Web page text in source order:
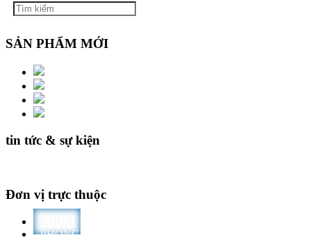
SẢN PHẨM MỚI
tin tức & sự kiện
Đơn vị trực thuộc
PHÒNG